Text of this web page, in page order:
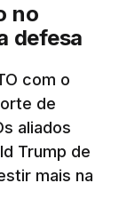
no
defesa
com o
de
aliados
Trump de
mais na